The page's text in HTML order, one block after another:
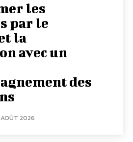
les
par le
la
avec un
des
2026